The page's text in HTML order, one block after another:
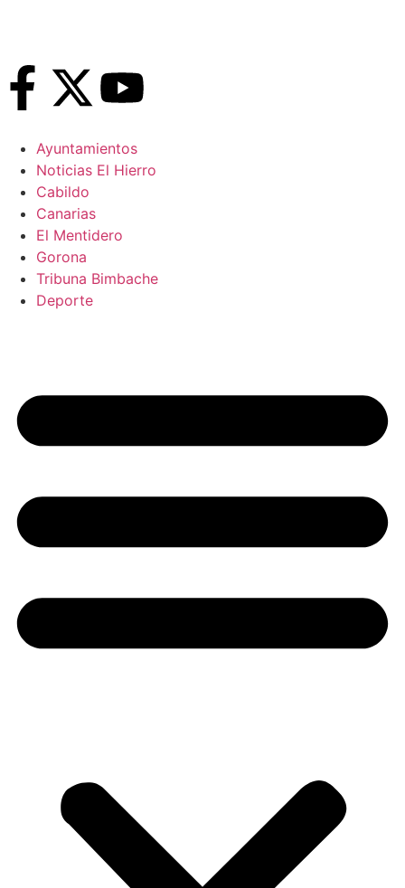
Ayuntamientos
Noticias El Hierro
Cabildo
Canarias
El Mentidero
Gorona
Tribuna Bimbache
Deporte